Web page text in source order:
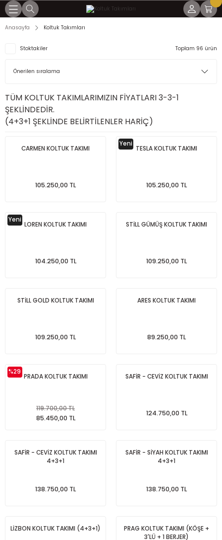
Geri Dön
Geri Dön
Geri Dön
Geri Dön
Geri Dön
Anasayfa Koltuk Takımları
Stoktakiler Toplam 96 ürün
TÜM KOLTUK TAKIMLARIMIZIN FİYATLARI 3-3-1
ŞEKLİNDEDİR.
(4+3+1 ŞEKLİNDE BELİRTİLENLER HARİÇ)
CARMEN KOLTUK TAKIMI
105.250,00 TL
Yeni
TESLA KOLTUK TAKIMI
105.250,00 TL
Yeni
LOREN KOLTUK TAKIMI
104.250,00 TL
STİLL GÜMÜŞ KOLTUK TAKIMI
109.250,00 TL
STİLL GOLD KOLTUK TAKIMI
109.250,00 TL
ARES KOLTUK TAKIMI
89.250,00 TL
%29
PRADA KOLTUK TAKIMI
119.700,00 TL
85.450,00 TL
SAFİR - CEVİZ KOLTUK TAKIMI
124.750,00 TL
SAFİR - CEVİZ KOLTUK TAKIMI
4+3+1
138.750,00 TL
SAFİR - SİYAH KOLTUK TAKIMI
4+3+1
138.750,00 TL
LİZBON KOLTUK TAKIMI (4+3+1)
PRAG KOLTUK TAKIMI (KÖŞE +
3'LÜ + 1 BERJER)